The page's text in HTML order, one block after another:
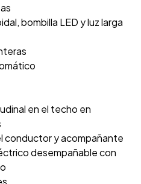
bombilla LED y luz larga
en el techo en
conductor y acompañante
desempañable con